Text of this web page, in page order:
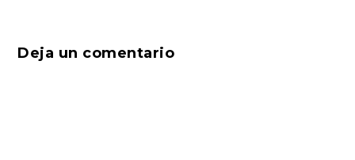
Deja un comentario